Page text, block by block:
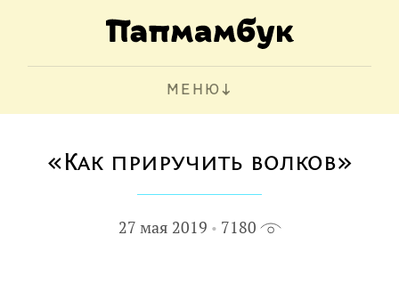
МЕНЮ
«Как приручить волков»
27 мая 2019 7180